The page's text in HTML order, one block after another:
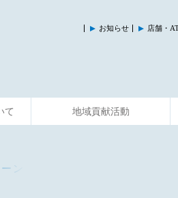
お知らせ 店舗・
て 地域貢献活動
ン